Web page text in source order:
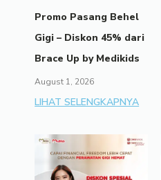
Promo Pasang Behel
Gigi – Diskon 45% dari
Brace Up by Medikids
August 1, 2026
LIHAT SELENGKAPNYA